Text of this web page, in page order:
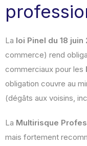
La loi Pinel du 18 juin
commerce) rend
commerciaux pour les
obligation couvre au
(dégâts aux voisins,
La Multirisque
mais fortement